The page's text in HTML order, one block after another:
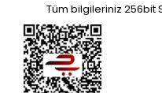
Tüm bilgileriniz 256bit